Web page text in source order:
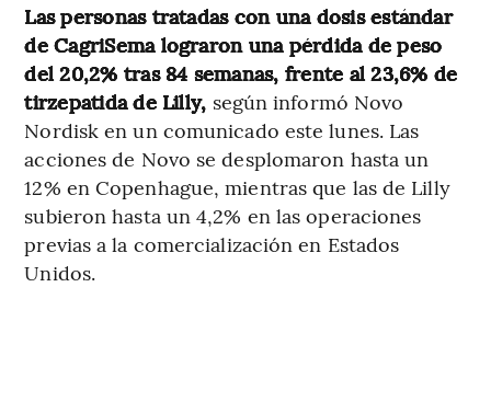
Las personas tratadas con una dosis estándar
de CagriSema lograron una pérdida de peso
del 20,2% tras 84 semanas, frente al 23,6% de
tirzepatida de Lilly, según informó Novo
Nordisk en un comunicado este lunes. Las
acciones de Novo se desplomaron hasta un
12% en Copenhague, mientras que las de Lilly
subieron hasta un 4,2% en las operaciones
previas a la comercialización en Estados
Unidos.